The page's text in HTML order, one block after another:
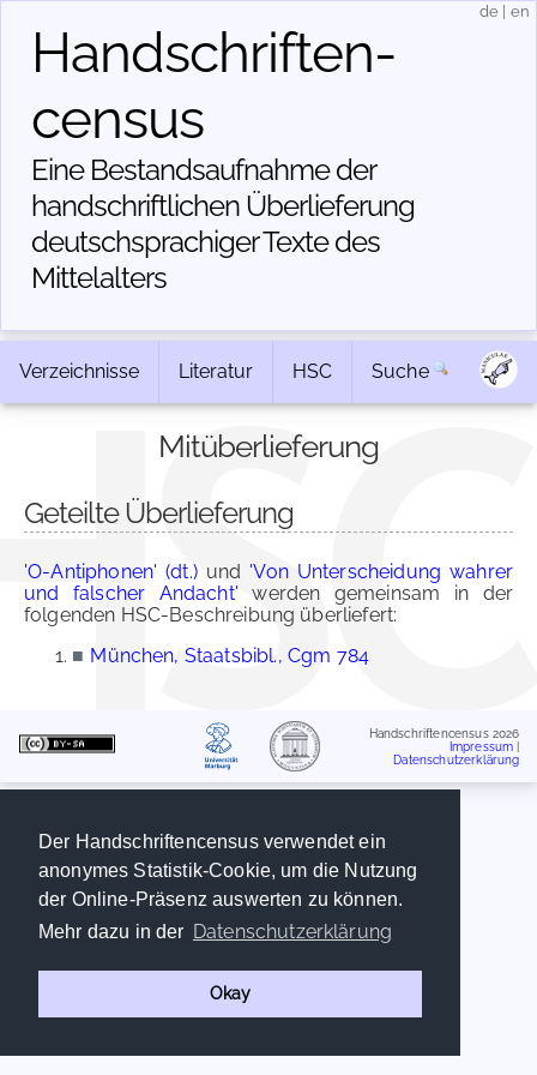
Der Handschriftencensus verwendet ein
anonymes Statistik-Cookie, um die Nutzung
der Online-Präsenz auswerten zu können.
Mehr dazu in der Datenschutzerklärung
Okay
Handschriften­
census
Eine Bestandsaufnahme der
handschriftlichen Über­lieferung
deutschsprachiger Texte des
Mittelalters
de en
Verzeichnisse Literatur HSC Suche
Mitüberlieferung
Geteilte Überlieferung
'O-Antiphonen' (dt.)und 'Von Unterscheidung wahrer
und falscher Andacht' werden gemeinsam in der
folgenden HSC-Beschreibung überliefert:
■ München, Staatsbibl., Cgm 784
Handschriftencensus 2026
Impressum
Datenschutzerklärung